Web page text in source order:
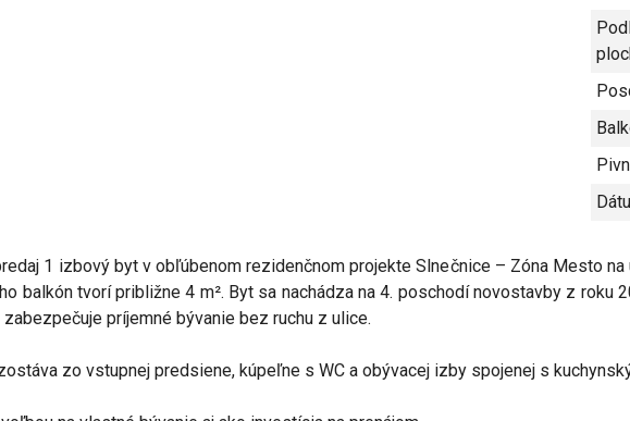
1 izbový byt v obľúbenom rezidenčnom projekte Slnečnice – Zóna Mesto
balkón tvorí približne 4 m². Byt sa nachádza na 4. poschodí novostavby z roku
príjemné bývanie bez ruchu z ulice.
zo vstupnej predsiene, kúpeľne s WC a obývacej izby spojenej s